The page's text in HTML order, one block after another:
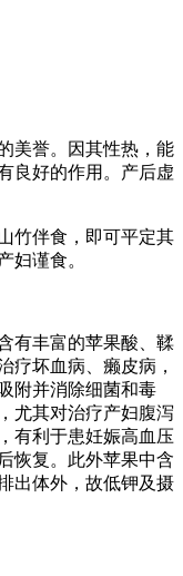
美誉。因其性热，能
良好的作用。产后虚
竹伴食，即可平定其
妇谨食。
有丰富的苹果酸、鞣
疗坏血病、癞皮病，
附并消除细菌和毒
尤其对治疗产妇腹泻
有利于患妊娠高血压
恢复。此外苹果中含
出体外，故低钾及摄